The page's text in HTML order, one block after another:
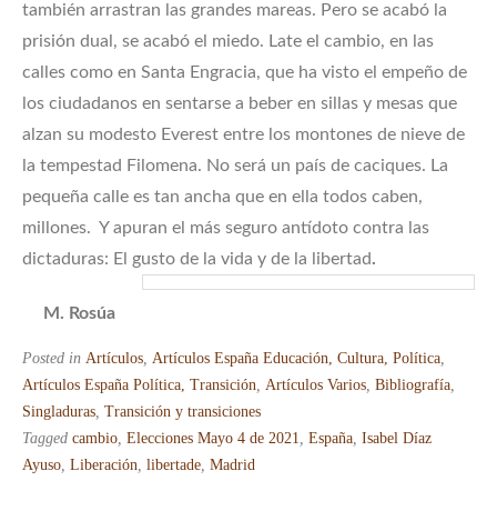
también arrastran las grandes mareas. Pero se acabó la
prisión dual, se acabó el miedo. Late el cambio, en las
calles como en Santa Engracia, que ha visto el empeño de
los ciudadanos en sentarse a beber en sillas y mesas que
alzan su modesto Everest entre los montones de nieve de
la tempestad Filomena. No será un país de caciques. La
pequeña calle es tan ancha que en ella todos caben,
millones. Y apuran el más seguro antídoto contra las
dictaduras: El gusto de la vida y de la libertad.
M. Rosúa
Posted in Artículos Artículos España Educación, Cultura, Política
Artículos España Política, Transición
Artículos Varios Bibliografía
Singladuras Transición y transiciones
Tagged cambio Elecciones Mayo 4 de 2021 España Isabel Díaz
Ayuso Liberación libertade Madrid